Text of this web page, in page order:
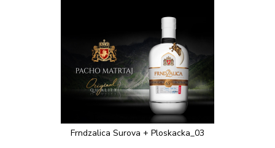
Frndzalica Surova + Ploskacka_03